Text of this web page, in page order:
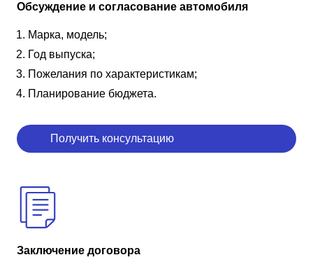
Обсуждение и согласование автомобиля
Марка, модель;
Год выпуска;
Пожелания по характеристикам;
Планирование бюджета.
Получить консультацию
Заключение договора